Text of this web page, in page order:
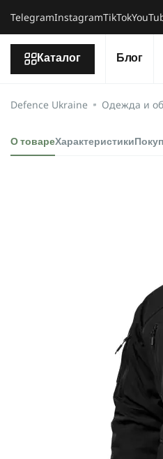
TelegramInstagramTikTok
Каталог Блог
Defence Ukraine Одежда и
О товареХарактеристики